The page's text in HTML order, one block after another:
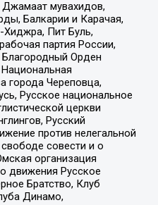
мувахидов,
Балкарии и Карачая,
Пит Буль,
партия России,
Орден
города Череповца,
Русское национальное
церкви
Русский
против нелегальной
совести и о
организация
движения Русское
Братство, Клуб
Динамо,